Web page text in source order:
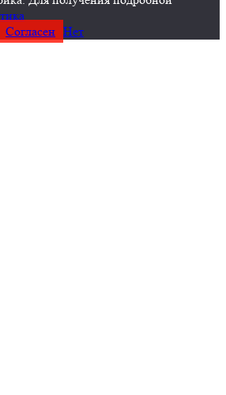
Согласен Нет